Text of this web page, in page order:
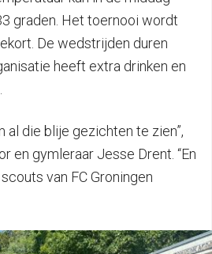
graden. Het toernooi wordt
De wedstrijden duren
heeft extra drinken en
al die blije gezichten te zien”,
en gymleraar Jesse Drent. “En
van FC Groningen